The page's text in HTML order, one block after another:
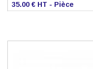
35.00 € HT - Pièce